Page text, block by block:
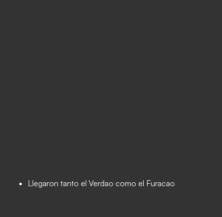
Llegaron tanto el Verdao como el Furacao